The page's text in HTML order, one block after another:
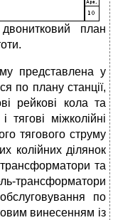
план
представлена у
по плану станції,
рейкові кола та
тягові міжколійні
тягового струму
колійних ділянок
та
по
винесенням із